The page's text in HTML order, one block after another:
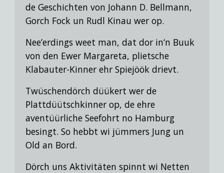
de Geschichten von Johann D. Bellmann,
Gorch Fock un Rudl Kinau wer op.
Nee’erdings weet man, dat dor in‘n Buuk
von den Ewer Margareta, plietsche
Klabauter-Kinner ehr Spiejöök drievt.
Twüschendörch düükert wer de
Plattdüütschkinner op, de ehre
aventüürliche Seefohrt no Hamburg
besingt. So hebbt wi jümmers Jung un
Old an Bord.
Dörch uns Aktivitäten spinnt wi Netten